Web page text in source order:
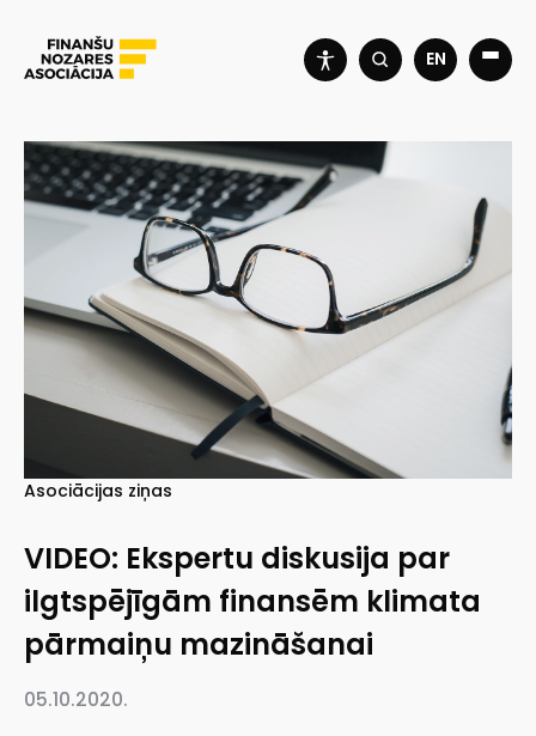
EN
Asociācijas ziņas
VIDEO: Ekspertu diskusija par
ilgtspējīgām finansēm klimata
pārmaiņu mazināšanai
05.10.2020.